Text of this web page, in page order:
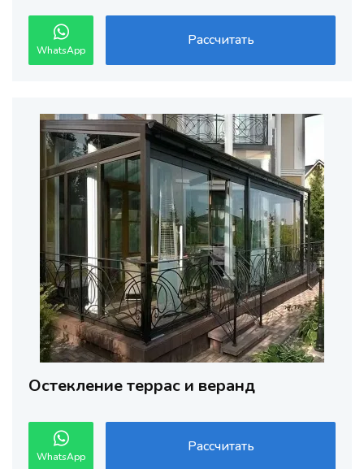
WhatsApp
Рассчитать
Остекление террас и веранд
WhatsApp
Рассчитать